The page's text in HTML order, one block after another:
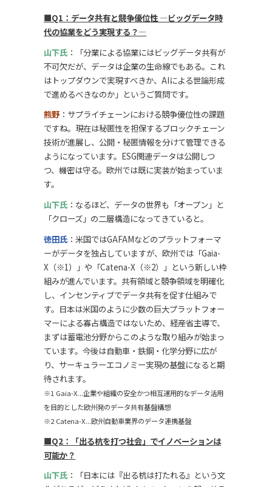
■Q1：データ共有と競争優位性 ―ビッグデータ時
代の協業をどう実現する？―
山下氏 ：「分業による協業にはビッグデータ共有が
不可欠だが、データは企業の生命線でもある。これ
はトップダウンで実現すべきか、AIによる世論形成
で進めるべきなのか」というご質問です。
熊野 ：サプライチェーンにおける競争優位性の課題
ですね。現在は秘匿性を担保するブロックチェーン
技術が進展し、公開・秘匿情報を分けて管理できる
ようになっています。ESG関連データは公開しつ
つ、機密は守る。欧州では既に実装が始まっていま
す。
山下氏 ：なるほど、データの世界も「オープン」と
「クローズ」の二層構造になってきていると。
徳田氏 ：米国ではGAFAMなどのプラットフォーマ
ーがデータを独占していますが、欧州では「Gaia-
X（※1）」や「Catena-X（※2）」という新しい枠
組みが進んでいます。共有領域と競争領域を明確化
し、インセンティブでデータ共有を促す仕組みで
す。日本は米国のように少数の巨大プラットフォー
マーによる寡占構造ではないため、経産省主導で、
まずは蓄電池分野からこのような取り組みが始まっ
ています。今後は自動車・鉄鋼・化学分野に広が
り、サーキュラーエコノミー実現の基盤になると期
待されます。
※1 Gaia-X...企業や組織の安全かつ相互運用的なデータ活用
を目的とした欧州発のデータ共有基盤構想
※2 Catena-X...欧州自動車業界のデータ連携基盤
■Q2：「出る杭を打つ社会」でイノベーションは
可能か？
山下氏 ：「日本には『出る杭は打たれる』という文